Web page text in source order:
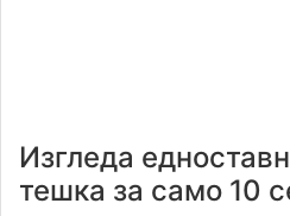
Изгледа
тешка за само 10